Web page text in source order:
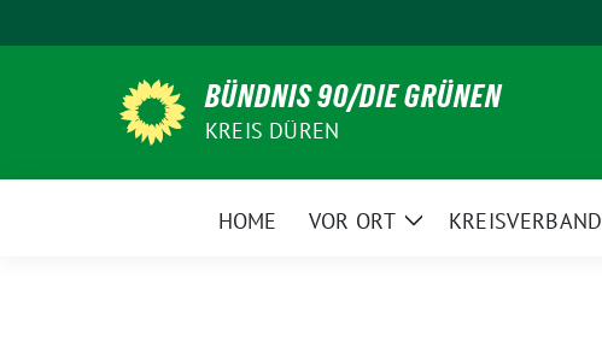
zum
BÜNDNIS 90/DIE GRÜNEN
KREIS DÜREN
HOME VOR ORT
ZeigeKREISVERBAND